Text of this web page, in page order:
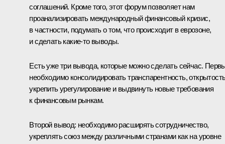
соглашений. Кроме того, этот форум позволяет нам
проанализировать международный финансовый кризис,
в частности, подумать о том, что происходит в еврозоне,
и сделать какие‑то выводы.
Есть уже три вывода, которые можно сделать сейчас.
необходимо консолидировать транспарентность,
укрепить урегулирование и выдвинуть новые требования
к финансовым рынкам.
Второй вывод: необходимо расширять сотрудничество,
укреплять союз между различными странами как на уровне